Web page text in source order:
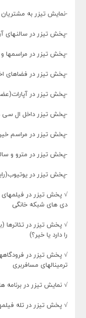
-نمایش تیزر به
-پخش تیزر در سالنهای
-پخش تیزر در مراسمها
-پخش تیزر در فضاهای
-پخش تیزر در
-پخش تیزر داخل ال
-پخش تیزر در مراسم
-پخش تیزر در مترو و
-پخش تیزر در
√ پخش تیزر در
دی های شبکه خانگی
√ پخش تیزر در تئاترها
را دارد یا خیر؟)
√ پخش تیزر در
ترمینالهای مسافربری
√ نمایش تیزر در برنامه
√ پخش تیزر در تله